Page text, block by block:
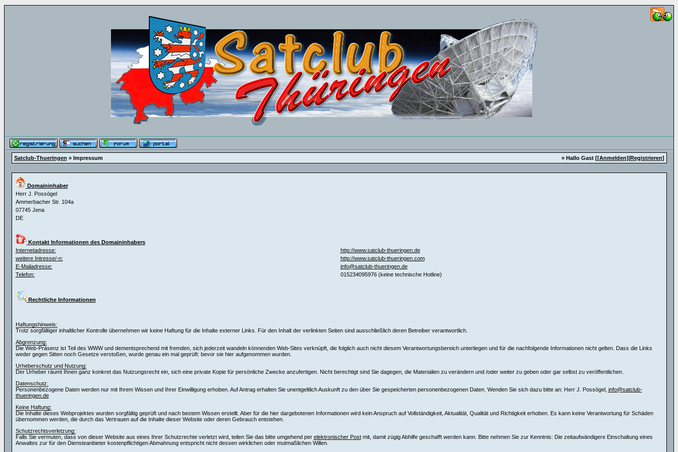
Satclub-Thueringen » Impressum » Hallo Gast [[Anmelden]|Registrieren]
Domaininhaber
Herr J. Possögel
Ammerbacher Str. 104a
07745 Jena
DE
Kontakt Informationen des Domaininhabers
Internetadresse:
http://www.satclub-thueringen.de
weitere Intresse/-n:
http://www.satclub-thueringen.com
E-Mailadresse:
info@satclub-thueringen.de
Telefon:
015234095976 (keine technische Hotline)
Rechtliche Informationen
Haftungshinweis:
Trotz sorgfältiger inhaltlicher Kontrolle übernehmen wir keine Haftung für die Inhalte externer Links. Für den Inhalt der verlinkten Seiten sind ausschließlich deren Betreiber verantwortlich.
Abgrenzung:
Die Web-Präsenz ist Teil des WWW und dementsprechend mit fremden, sich jederzeit wandeln könnenden Web-Sites verknüpft, die folglich auch nicht diesem Verantwortungsbereich unterliegen und für die nachfolgende Informationen nicht gelten. Dass die Links
weder gegen Sitten noch Gesetze verstoßen, wurde genau ein mal geprüft: bevor sie hier aufgenommen wurden.
Urheberschutz und Nutzung:
Der Urheber räumt Ihnen ganz konkret das Nutzungsrecht ein, sich eine private Kopie für persönliche Zwecke anzufertigen. Nicht berechtigt sind Sie dagegen, die Materialien zu verändern und /oder weiter zu geben oder gar selbst zu veröffentlichen.
Datenschutz:
Personenbezogene Daten werden nur mit Ihrem Wissen und Ihrer Einwilligung erhoben. Auf Antrag erhalten Sie unentgeltlich Auskunft zu den über Sie gespeicherten personenbezogenen Daten. Wenden Sie sich dazu bitte an: Herr J. Possögel, info@satclub-
thueringen.de
Keine Haftung:
Die Inhalte dieses Webprojektes wurden sorgfältig geprüft und nach bestem Wissen erstellt. Aber für die hier dargebotenen Informationen wird kein Anspruch auf Vollständigkeit, Aktualität, Qualität und Richtigkeit erhoben. Es kann keine Verantwortung für Schäden
übernommen werden, die durch das Vertrauen auf die Inhalte dieser Website oder deren Gebrauch entstehen.
Schutzrechtsverletzung:
Falls Sie vermuten, dass von dieser Website aus eines Ihrer Schutzrechte verletzt wird, teilen Sie das bitte umgehend per elektronischer Postmit, damit zügig Abhilfe geschafft werden kann. Bitte nehmen Sie zur Kenntnis: Die zeitaufwändigere Einschaltung eines
Anwaltes zur für den Diensteanbieter kostenpflichtigen Abmahnung entspricht nicht dessen wirklichen oder mutmaßlichen Willen.